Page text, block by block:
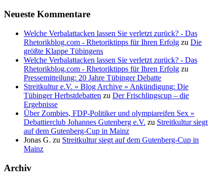
Neueste Kommentare
Welche Verbalattacken lassen Sie verletzt zurück? - Das
Rhetorikblog.com - Rhetoriktipps für Ihren Erfolg zu Die
größte Klappe Tübingens
Welche Verbalattacken lassen Sie verletzt zurück? - Das
Rhetorikblog.com - Rhetoriktipps für Ihren Erfolg zu
Pressemitteilung: 20 Jahre Tübinger Debatte
Streitkultur e.V. » Blog Archive » Ankündigung: Die
Tübinger Herbstdebatten zu Der Frischlingscup – die
Ergebnisse
Über Zombies, FDP-Politiker und olympiareifen Sex »
Debattierclub Johannes Gutenberg e.V. zu Streitkultur siegt
auf dem Gutenberg-Cup in Mainz
Jonas G. zu Streitkultur siegt auf dem Gutenberg-Cup in
Mainz
Archiv